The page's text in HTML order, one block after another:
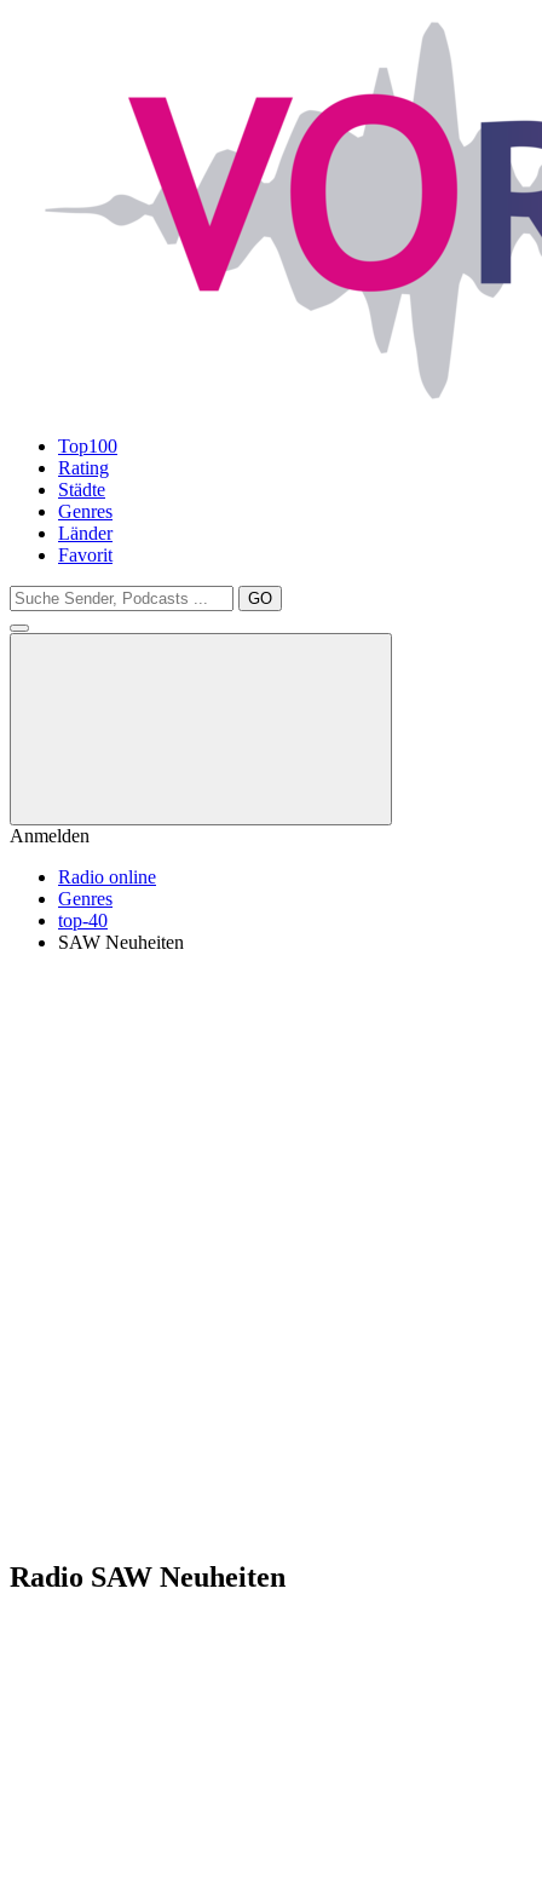
Top100
Rating
Städte
Genres
Länder
Favorit
GO
Anmelden
Radio online
Genres
top-40
SAW Neuheiten
Radio SAW Neuheiten